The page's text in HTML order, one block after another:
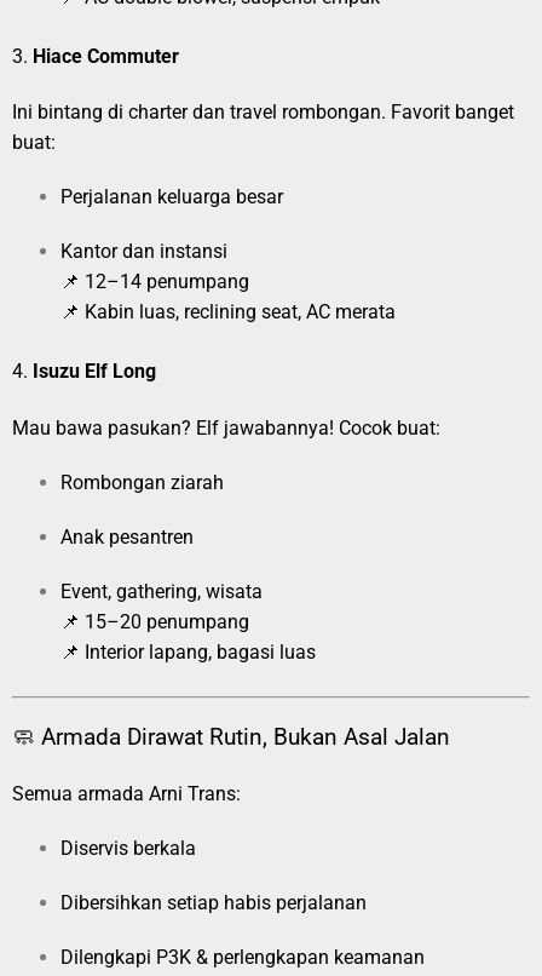
3. Hiace Commuter
Ini bintang di charter dan travel rombongan. Favorit banget
buat:
Perjalanan keluarga besar
Kantor dan instansi
📌 12–14 penumpang
📌 Kabin luas, reclining seat, AC merata
4. Isuzu Elf Long
Mau bawa pasukan? Elf jawabannya! Cocok buat:
Rombongan ziarah
Anak pesantren
Event, gathering, wisata
📌 15–20 penumpang
📌 Interior lapang, bagasi luas
🧼 Armada Dirawat Rutin, Bukan Asal Jalan
Semua armada Arni Trans:
Diservis berkala
Dibersihkan setiap habis perjalanan
Dilengkapi P3K & perlengkapan keamanan